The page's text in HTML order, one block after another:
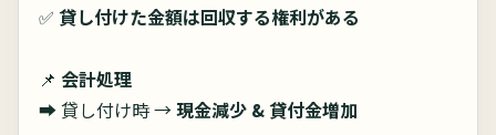
✅ 貸し付けた金額は回収する権利がある
📌 会計処理
➡ 貸し付け時 →現金減少 & 貸付金増加